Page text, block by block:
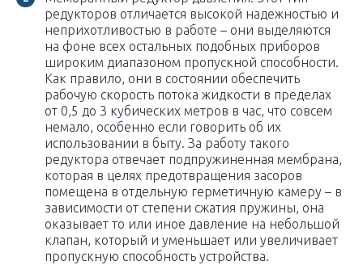
редукторов отличается высокой надежностью и
неприхотливостью в работе – они выделяются
на фоне всех остальных подобных приборов
широким диапазоном пропускной способности.
Как правило, они в состоянии обеспечить
рабочую скорость потока жидкости в пределах
от 0,5 до 3 кубических метров в час, что совсем
немало, особенно если говорить об их
использовании в быту. За работу такого
редуктора отвечает подпружиненная мембрана,
которая в целях предотвращения засоров
помещена в отдельную герметичную камеру – в
зависимости от степени сжатия пружины, она
оказывает то или иное давление на небольшой
клапан, который и уменьшает или увеличивает
пропускную способность устройства.